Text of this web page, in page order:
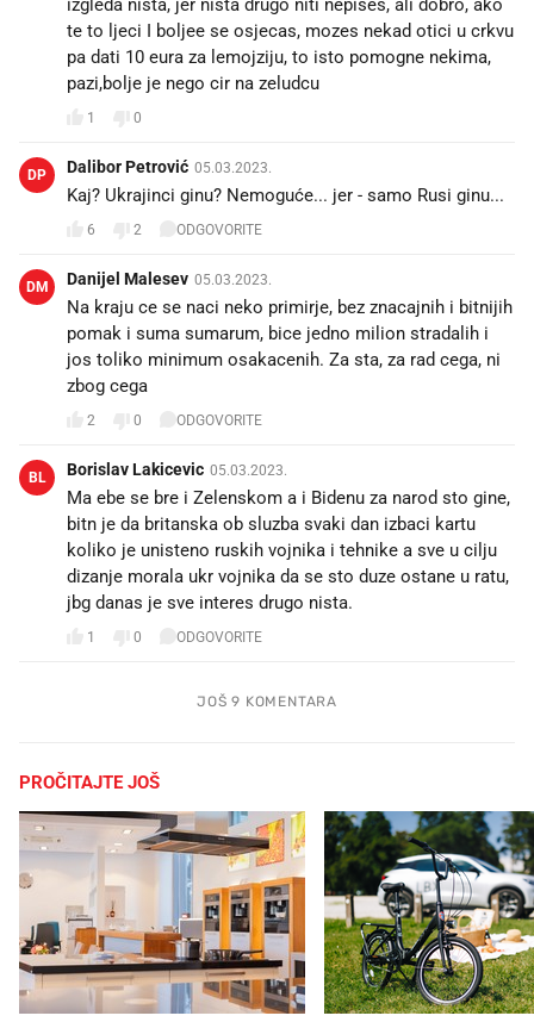
izgleda nista, jer nista drugo niti nepises, ali dobro, ako
te to ljeci I boljee se osjecas, mozes nekad otici u crkvu
pa dati 10 eura za lemojziju, to isto pomogne nekima,
pazi,bolje je nego cir na zeludcu
1 0
DP Dalibor Petrović 05.03.2023.
Kaj? Ukrajinci ginu? Nemoguće... jer - samo Rusi ginu...
6 2 ODGOVORITE
DM Danijel Malesev 05.03.2023.
Na kraju ce se naci neko primirje, bez znacajnih i bitnijih
pomak i suma sumarum, bice jedno milion stradalih i
jos toliko minimum osakacenih. Za sta, za rad cega, ni
zbog cega
2 0 ODGOVORITE
BL Borislav Lakicevic 05.03.2023.
Ma ebe se bre i Zelenskom a i Bidenu za narod sto gine,
bitn je da britanska ob sluzba svaki dan izbaci kartu
koliko je unisteno ruskih vojnika i tehnike a sve u cilju
dizanje morala ukr vojnika da se sto duze ostane u ratu,
jbg danas je sve interes drugo nista.
1 0 ODGOVORITE
JOŠ 9 KOMENTARA
PROČITAJTE JOŠ